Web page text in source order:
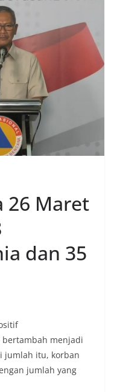
26 Maret
dan 35
bertambah menjadi
jumlah itu, korban
jumlah yang